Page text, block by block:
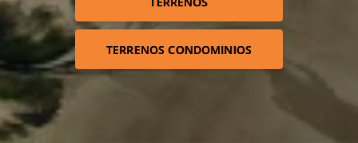
TERRENOS CONDOMINIOS